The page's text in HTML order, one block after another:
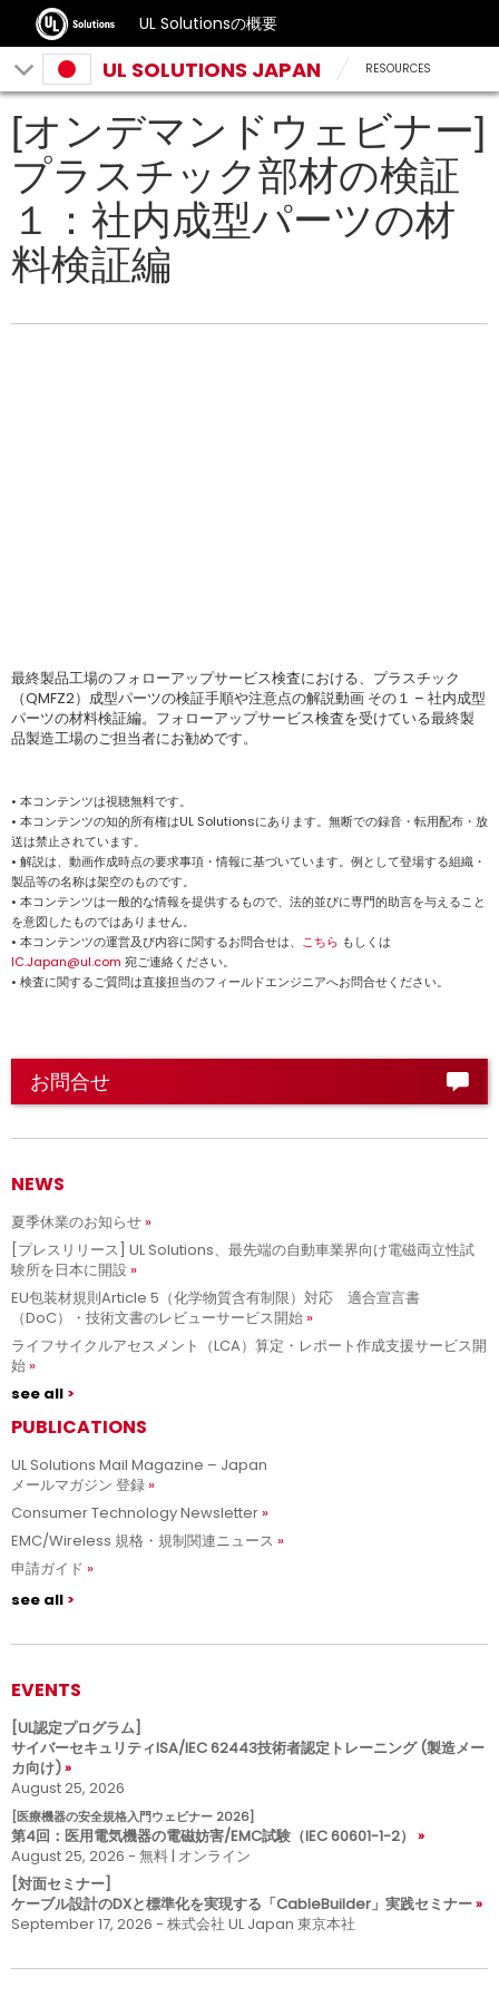
UL Solutionsの概要
UL SOLUTIONS JAPAN RESOURCES
[オンデマンドウェビナー]
プラスチック部材の検証
１：社内成型パーツの材
料検証編
最終製品工場のフォローアップサービス検査における、プラスチック
（QMFZ2）成型パーツの検証手順や注意点の解説動画 その１ – 社内成型
パーツの材料検証編。フォローアップサービス検査を受けている最終製
品製造工場のご担当者にお勧めです。
• 本コンテンツは視聴無料です。
• 本コンテンツの知的所有権はUL Solutionsにあります。無断での録音・転用配布・放
送は禁止されています。
• 解説は、動画作成時点の要求事項・情報に基づいています。例として登場する組織・
製品等の名称は架空のものです。
• 本コンテンツは一般的な情報を提供するもので、法的並びに専門的助言を与えること
を意図したものではありません。
• 本コンテンツの運営及び内容に関するお問合せは、 こちら もしくは
IC.Japan@ul.com 宛ご連絡ください。
• 検査に関するご質問は直接担当のフィールドエンジニアへお問合せください。
お問合せ
NEWS
夏季休業のお知らせ
[プレスリリース] UL Solutions、最先端の自動車業界向け電磁両立性試
験所を日本に開設
EU包装材規則Article 5（化学物質含有制限）対応 適合宣言書
（DoC）・技術文書のレビューサービス開始
ライフサイクルアセスメント（LCA）算定・レポート作成支援サービス開
始
see all
PUBLICATIONS
UL Solutions Mail Magazine – Japan
メールマガジン 登録
Consumer Technology Newsletter
EMC/Wireless 規格・規制関連ニュース
申請ガイド
see all
EVENTS
[UL認定プログラム]
サイバーセキュリティISA/IEC 62443技術者認定トレーニング (製造メー
カ向け)
August 25, 2026
[医療機器の安全規格入門ウェビナー 2026]
第4回：医用電気機器の電磁妨害/EMC試験（IEC 60601-1-2）
August 25, 2026 - 無料 | オンライン
[対面セミナー]
ケーブル設計のDXと標準化を実現する「CableBuilder」実践セミナー
September 17, 2026 - 株式会社 UL Japan 東京本社